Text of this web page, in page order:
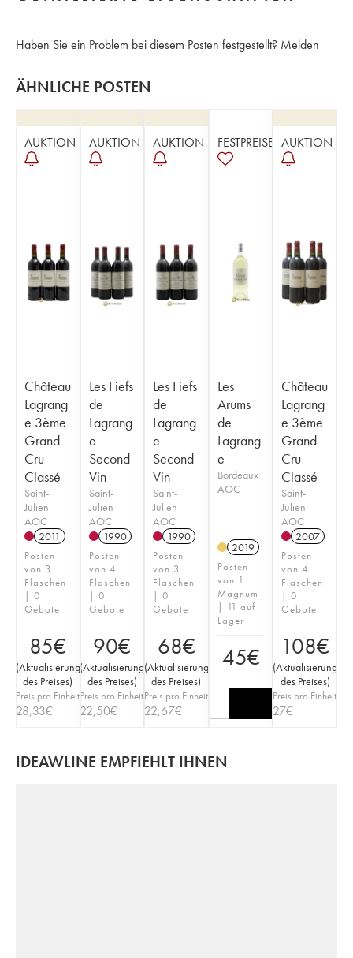
Haben Sie ein Problem bei diesem Posten festgestellt? Melden
ÄHNLICHE POSTEN
AUKTION
Château
Lagrang
e 3ème
Grand
Cru
Classé
Saint-
Julien
AOC
2011
Posten
von 3
Flaschen
| 0
Gebote
85€
(Aktualisierung
des Preises)
Preis pro Einheit
28,33€
AUKTION
Les Fiefs
de
Lagrang
e
Second
Vin
Saint-
Julien
AOC
1990
Posten
von 4
Flaschen
| 0
Gebote
90€
(Aktualisierung
des Preises)
Preis pro Einheit
22,50€
AUKTION
Les Fiefs
de
Lagrang
e
Second
Vin
Saint-
Julien
AOC
1990
Posten
von 3
Flaschen
| 0
Gebote
68€
(Aktualisierung
des Preises)
Preis pro Einheit
22,67€
FESTPREISE
Les
Arums
de
Lagrang
e
Bordeaux
AOC
2019
Posten
von 1
Magnum
| 11 auf
Lager
45€
AUKTION
Château
Lagrang
e 3ème
Grand
Cru
Classé
Saint-
Julien
AOC
2007
Posten
von 4
Flaschen
| 0
Gebote
108€
(Aktualisierung
des Preises)
Preis pro Einheit
27€
IDEAWLINE EMPFIEHLT IHNEN